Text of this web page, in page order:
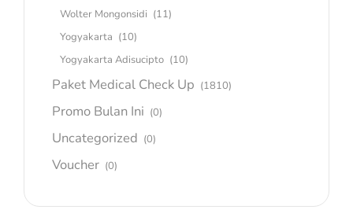
Wolter Mongonsidi (11)
Yogyakarta (10)
Yogyakarta Adisucipto (10)
Paket Medical Check Up (1810)
Promo Bulan Ini (0)
Uncategorized (0)
Voucher (0)